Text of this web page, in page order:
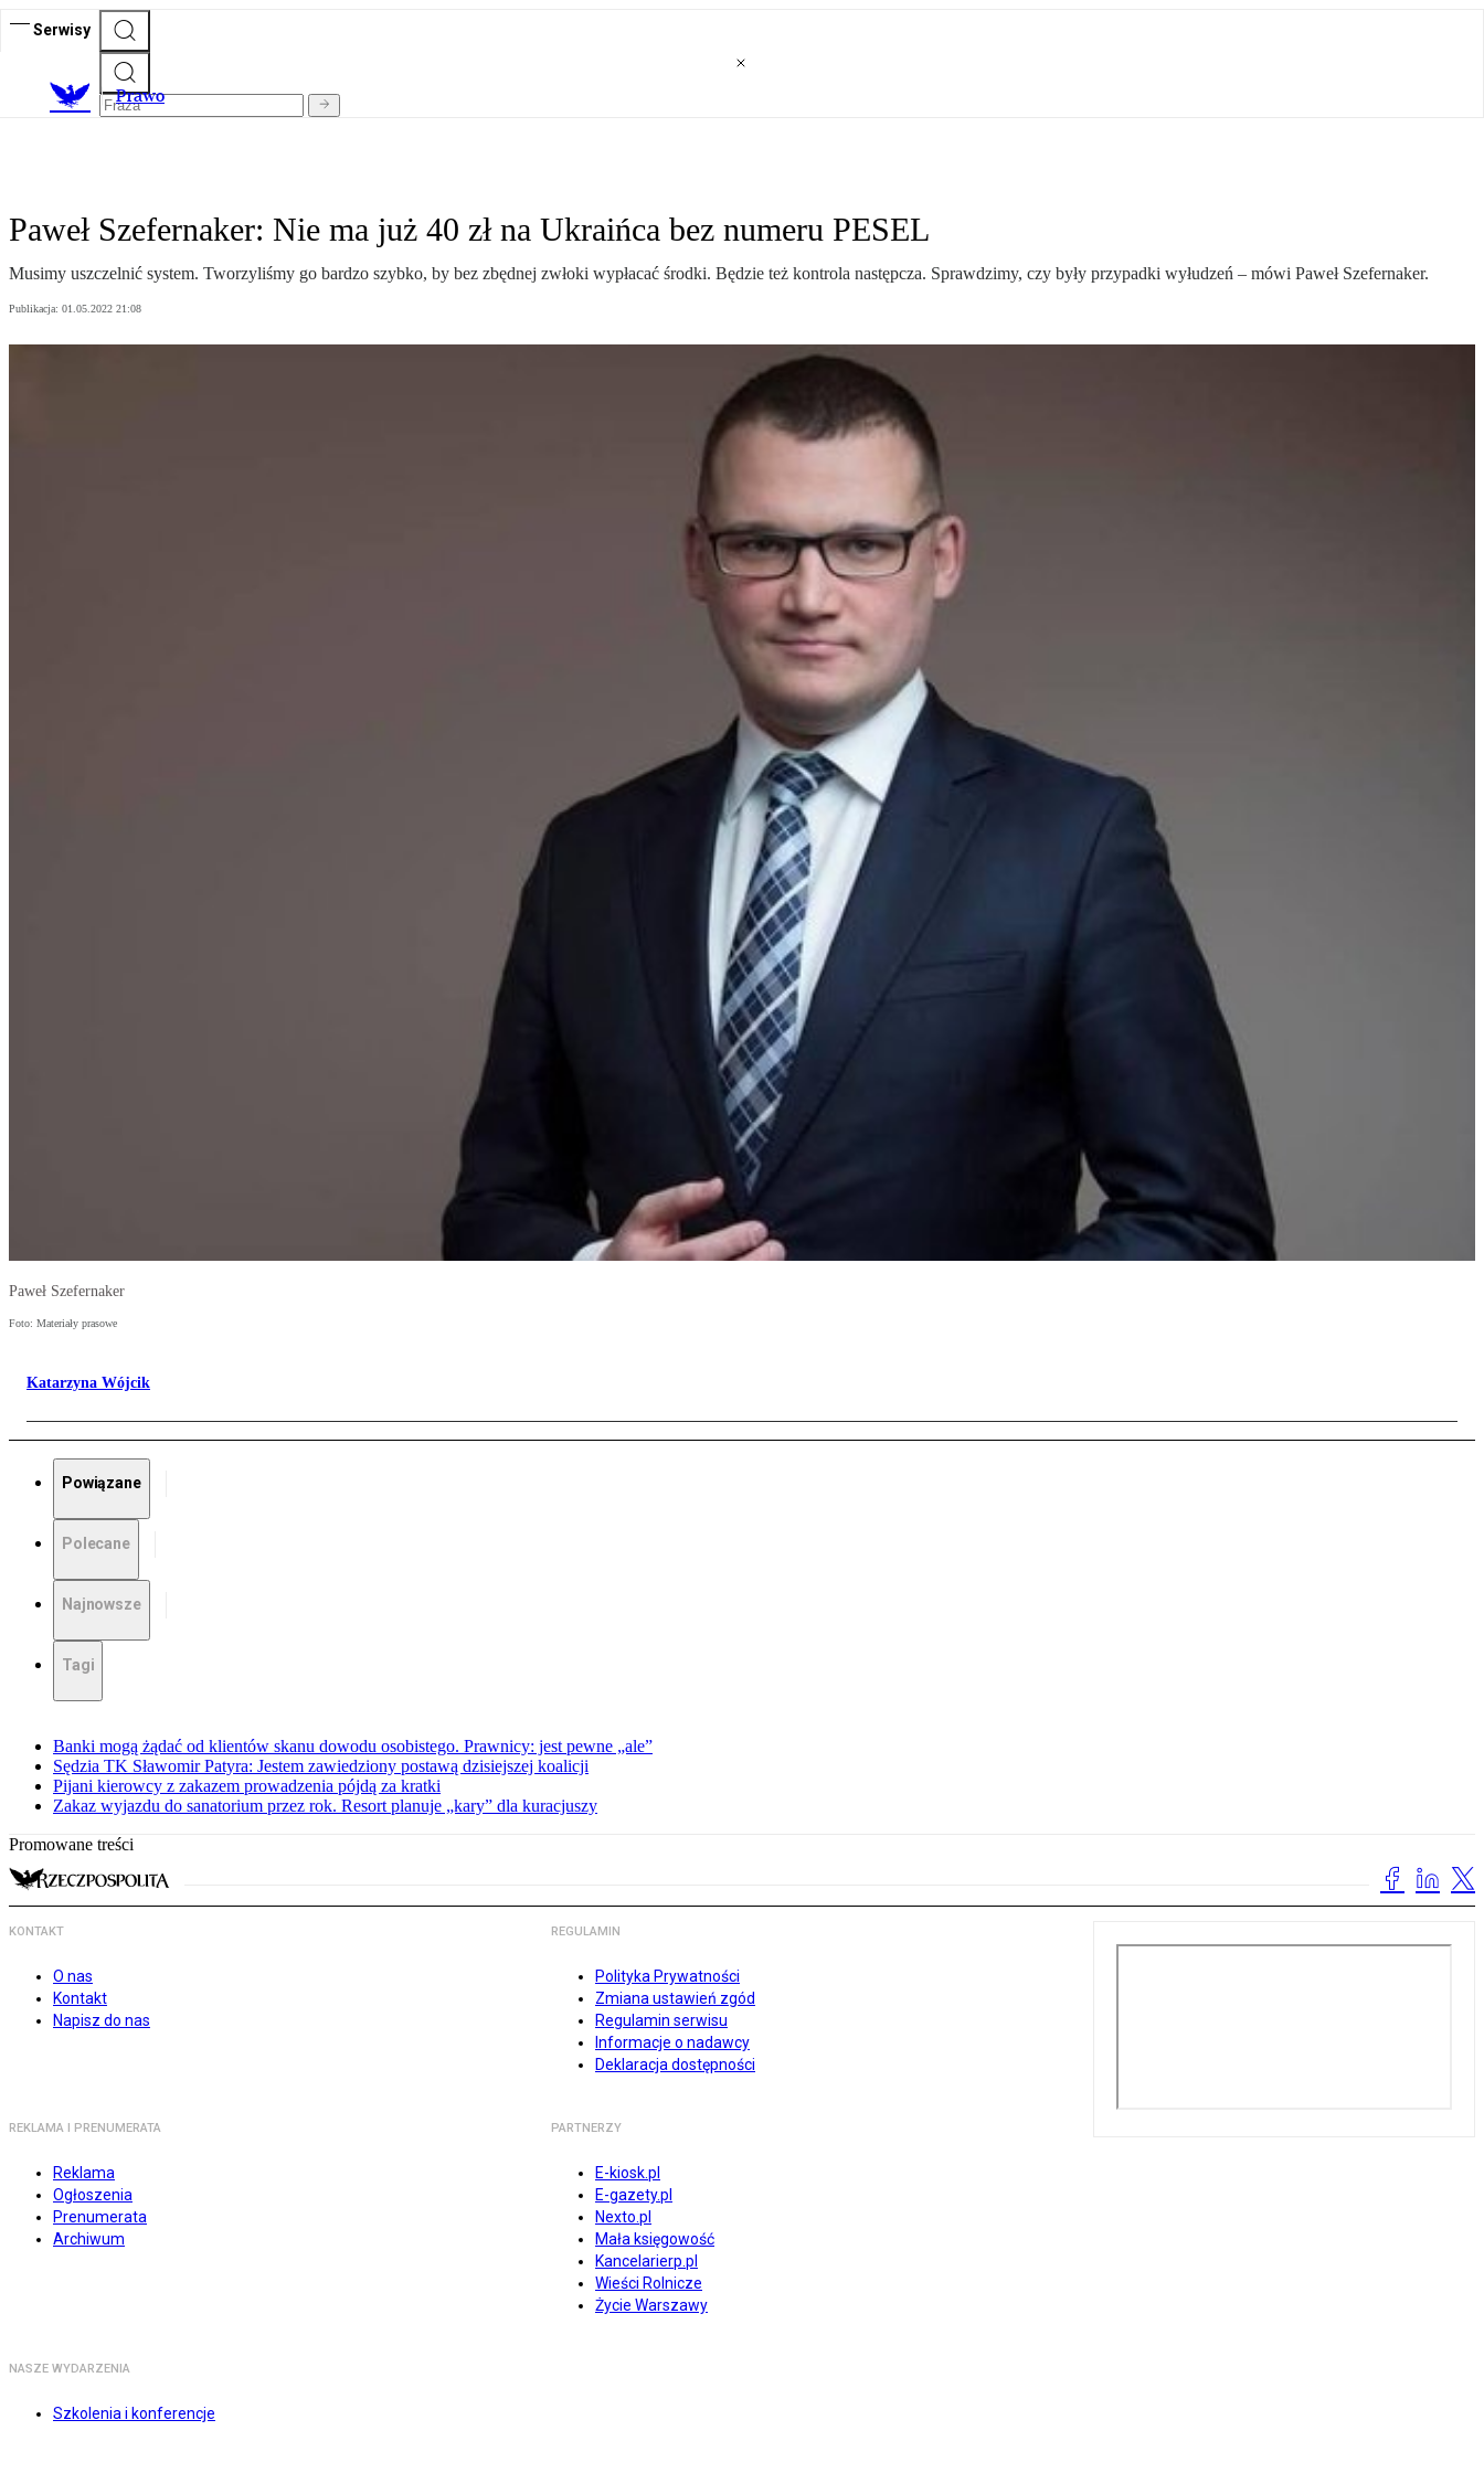
Serwisy
Prawo
Paweł Szefernaker: Nie ma już 40 zł na Ukraińca bez numeru PESEL
Musimy uszczelnić system. Tworzyliśmy go bardzo szybko, by bez zbędnej zwłoki wypłacać środki. Będzie też kontrola następcza. Sprawdzimy, czy były przypadki wyłudzeń – mówi Paweł Szefernaker.
Publikacja: 01.05.2022 21:08
Paweł Szefernaker
Foto: Materiały prasowe
Katarzyna Wójcik
Powiązane
Polecane
Najnowsze
Tagi
Banki mogą żądać od klientów skanu dowodu osobistego. Prawnicy: jest pewne „ale”
Sędzia TK Sławomir Patyra: Jestem zawiedziony postawą dzisiejszej koalicji
Pijani kierowcy z zakazem prowadzenia pójdą za kratki
Zakaz wyjazdu do sanatorium przez rok. Resort planuje „kary” dla kuracjuszy
Promowane treści
KONTAKT
O nas
Kontakt
Napisz do nas
REGULAMIN
Polityka Prywatności
Zmiana ustawień zgód
Regulamin serwisu
Informacje o nadawcy
Deklaracja dostępności
REKLAMA I PRENUMERATA
Reklama
Ogłoszenia
Prenumerata
Archiwum
PARTNERZY
E-kiosk.pl
E-gazety.pl
Nexto.pl
Mała księgowość
Kancelarierp.pl
Wieści Rolnicze
Życie Warszawy
NASZE WYDARZENIA
Szkolenia i konferencje